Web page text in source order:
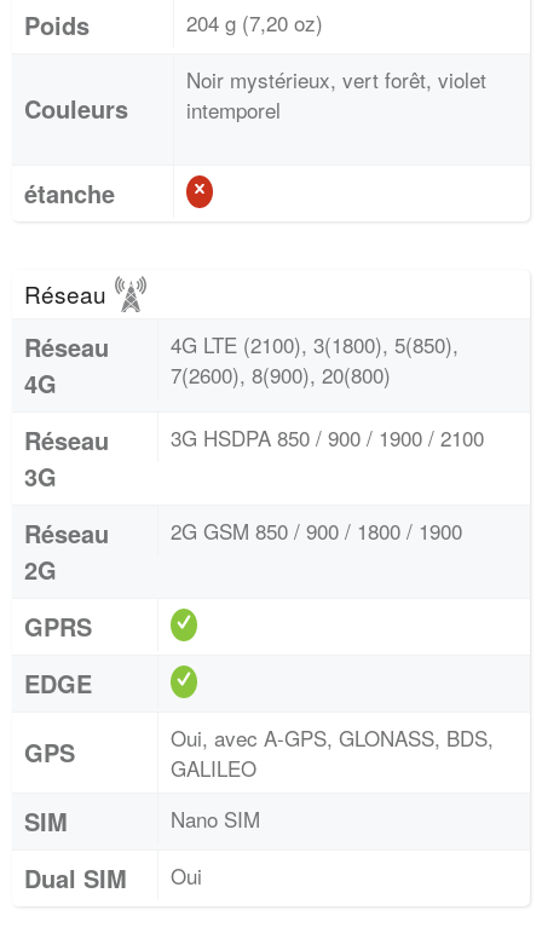
Poids 204 g (7,20 oz)
Couleurs
Noir mystérieux, vert forêt, violet
intemporel
étanche
Réseau
Réseau
4G
4G LTE (2100), 3(1800), 5(850),
7(2600), 8(900), 20(800)
Réseau
3G
3G HSDPA 850 / 900 / 1900 / 2100
Réseau
2G
2G GSM 850 / 900 / 1800 / 1900
GPRS
EDGE
GPS
Oui, avec A-GPS, GLONASS, BDS,
GALILEO
SIM Nano SIM
Dual SIM Oui